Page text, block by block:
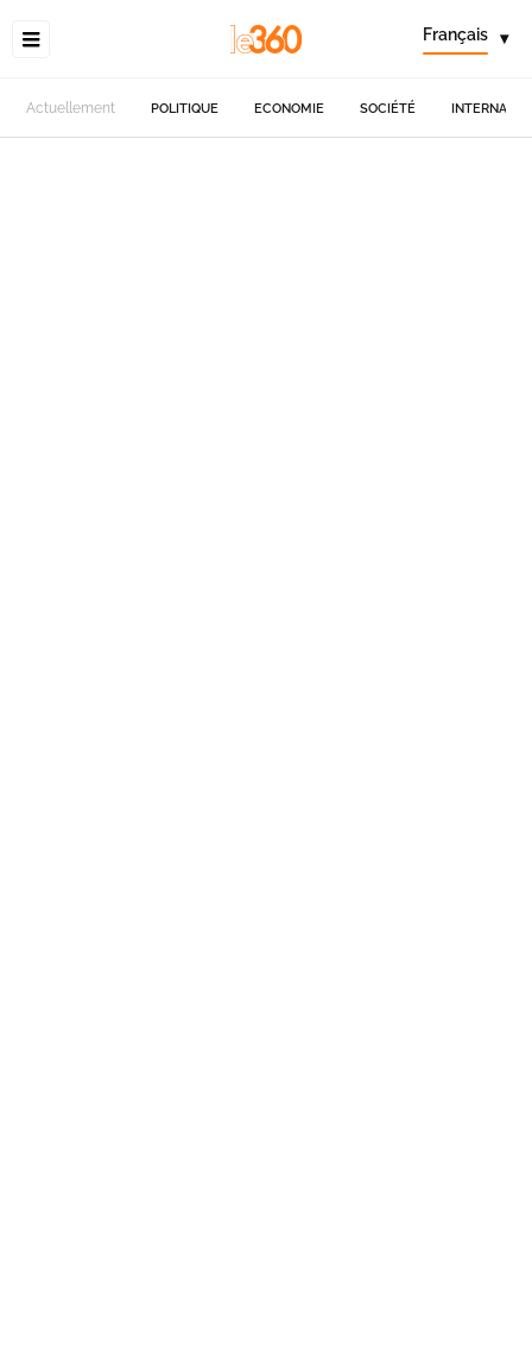
Français ▾
Actuellement POLITIQUE ECONOMIE SOCIÉTÉ